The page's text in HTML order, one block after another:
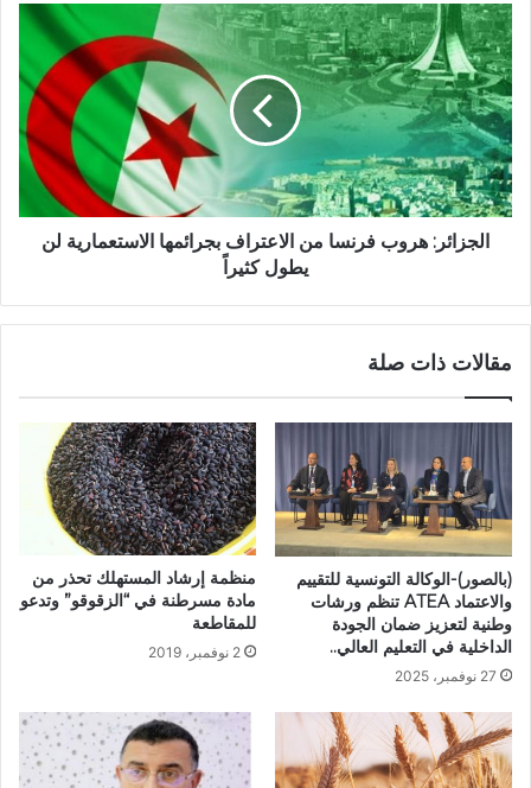
الجزائر: هروب فرنسا من الاعتراف بجرائمها الاستعمارية لن
يطول كثيراً
مقالات ذات صلة
(بالصور)-الوكالة التونسية للتقييم
والاعتماد ATEA تنظم ورشات
وطنية لتعزيز ضمان الجودة
الداخلية في التعليم العالي..
27 نوفمبر، 2025
منظمة إرشاد المستهلك تحذر من
مادة مسرطنة في “الزقوقو” وتدعو
للمقاطعة
2 نوفمبر، 2019